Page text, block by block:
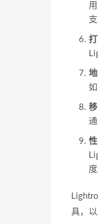
度
具，